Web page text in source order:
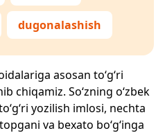
dugonalashish
asosan to‘g‘ri
chiqamiz. So‘zning o‘zbek
yozilish imlosi, nechta
va bexato bo‘g‘inga